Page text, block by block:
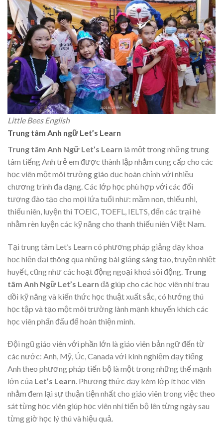
Little Bees English
Trung tâm Anh ngữ Let’s Learn
Trung tâm Anh Ngữ Let’s Learn là một trong những trung
tâm tiếng Anh trẻ em được thành lập nhằm cung cấp cho các
học viên một môi trường giáo dục hoàn chỉnh với nhiều
chương trình đa dạng. Các lớp học phù hợp với các đối
tượng đào tạo cho mọi lứa tuổi như: mầm non, thiếu nhi,
thiếu niên, luyện thi TOEIC, TOEFL, IELTS, đến các trại hè
nhằm rèn luyện các kỹ năng cho thanh thiếu niên Việt Nam.
Tại trung tâm Let’s Learn có phương pháp giảng dạy khoa
học hiện đại thông qua những bài giảng sáng tạo, truyền nhiệt
huyết, cũng như các hoạt động ngoại khoá sôi động. Trung
tâm Anh Ngữ Let’s Learn đã giúp cho các học viên nhí trau
dồi kỹ năng và kiến thức học thuật xuất sắc, có hướng thú
học tập và tạo một môi trường lành mạnh khuyến khích các
học viên phấn đấu để hoàn thiện mình.
Đội ngũ giáo viên với phần lớn là giáo viên bản ngữ đến từ
các nước: Anh, Mỹ, Úc, Canada với kinh nghiệm dạy tiếng
Anh theo phương pháp tiến bộ là một trong những thế mạnh
lớn của Let’s Learn. Phương thức dạy kèm lớp ít học viên
nhằm đem lại sự thuận tiện nhất cho giáo viên trong việc theo
sát từng học viên giúp học viên nhí tiến bộ lên từng ngày sau
từng giờ học lý thú và hiệu quả.